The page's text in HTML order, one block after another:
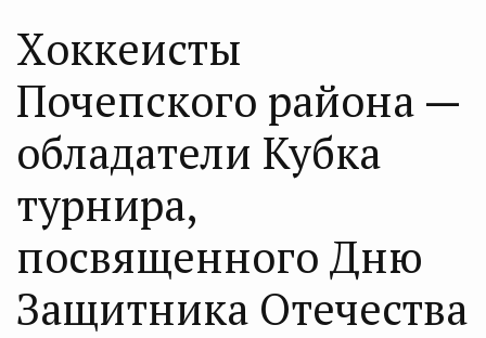
Хоккеисты
Почепского района —
обладатели Кубка
турнира,
посвященного Дню
Защитника Отечества